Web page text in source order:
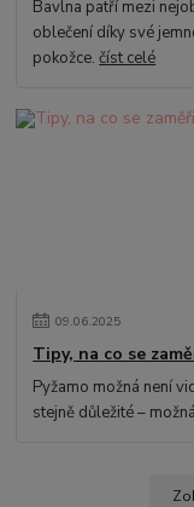
Bavlna patří mezi
oblečení díky své
pokožce.číst celé
09.06.2025
Tipy, na co se
Pyžamo možná není
stejně důležité –